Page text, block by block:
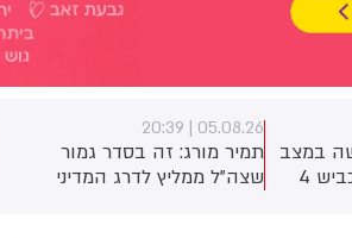
במצב
קשה, בתאונת דרכים בכביש 4
05.08.26 | 20:39
תמיר מורג: זה בסדר גמור
שצה"ל ממליץ לדרג המדיני